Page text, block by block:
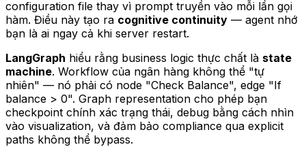
configuration file thay vì prompt truyền vào mỗi lần gọi
hàm. Điều này tạo ra cognitive continuity — agent nhớ
bạn là ai ngay cả khi server restart.
LangGraph hiểu rằng business logic thực chất là state
machine. Workflow của ngân hàng không thể "tự
nhiên" — nó phải có node "Check Balance", edge "If
balance > 0". Graph representation cho phép bạn
checkpoint chính xác trạng thái, debug bằng cách nhìn
vào visualization, và đảm bảo compliance qua explicit
paths không thể bypass.